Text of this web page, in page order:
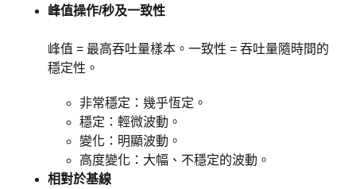
峰值操作/秒及一致性
峰值 = 最高吞吐量樣本。一致性 = 吞吐量隨時間的
穩定性。
非常穩定：幾乎恆定。
穩定：輕微波動。
變化：明顯波動。
高度變化：大幅、不穩定的波動。
相對於基線